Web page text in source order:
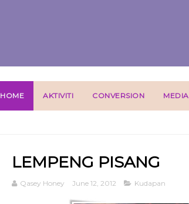
HOME AKTIVITI CONVERSION MEDIA
LEMPENG PISANG
Qasey Honey June 12, 2012 Kudapan